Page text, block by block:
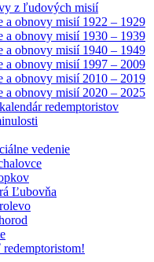
z ľudových misií
a obnovy misií 1922 – 1929
a obnovy misií 1930 – 1939
a obnovy misií 1940 – 1949
a obnovy misií 1997 – 2009
a obnovy misií 2010 – 2019
a obnovy misií 2020 – 2025
redemptoristov
vedenie
Ľubovňa